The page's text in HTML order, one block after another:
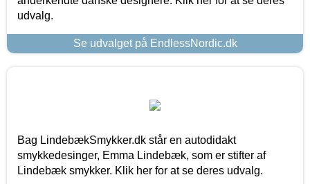
udvalg.
Se udvalget på EndlessNordic.dk
Bag LindebækSmykker.dk står en autodidakt
smykkedesinger, Emma Lindebæk, som er stifter af
Lindebæk smykker. Klik her for at se deres udvalg.